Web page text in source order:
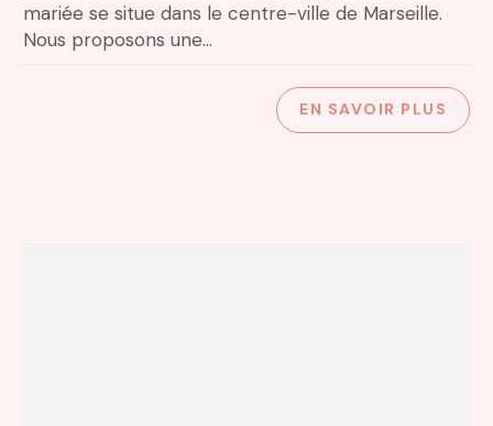
mariée se situe dans le centre-ville de Marseille.
Nous proposons une...
EN SAVOIR PLUS